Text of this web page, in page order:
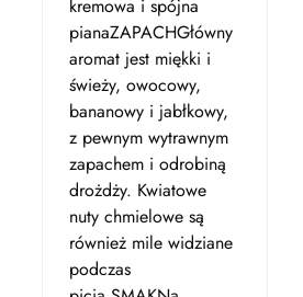
kremowa i spójna
pianaZAPACHGłówny
aromat jest miękki i
świeży, owocowy,
bananowy i jabłkowy,
z pewnym wytrawnym
zapachem i odrobiną
drożdży. Kwiatowe
nuty chmielowe są
również mile widziane
podczas